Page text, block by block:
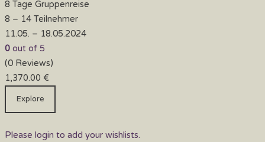
8 Tage Gruppenreise
8 – 14 Teilnehmer
11.05. – 18.05.2024
0 out of 5
(0 Reviews)
1,370.00 €
Explore
Please login to add your wishlists.